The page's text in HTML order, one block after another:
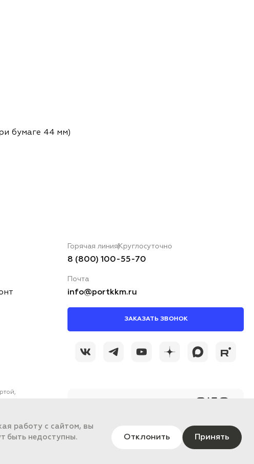
бумаге 44 мм)
Горячая линия Круглосуточно
8 (800) 100-55-70
Почта
info@portkkm.ru
ЗАКАЗАТЬ ЗВОНОК
контент PORT - бизнес
работу с сайтом, вы
быть недоступны.
Отклонить Принять